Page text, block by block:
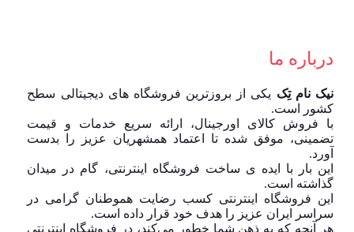
درباره ما
نیک نام تِک یکی از بروزترین فروشگاه های دیجیتالی سطح
کشور است.
با فروش کالای اورجینال، ارائه سریع خدمات و قیمت
تضمینی، موفق شده تا اعتماد همشهریان عزیز را بدست
آورد.
این بار با ایده ی ساخت فروشگاه اینترنتی، گام در میدان
گذاشته است.
این فروشگاه اینترنتی کسب رضایت هموطنان گرامی در
سراسر ایران عزیز را هدف خود قرار داده است.
هر آنچه که به ذهن شما خطور می‌کند، در فروشگاه اینترنتی